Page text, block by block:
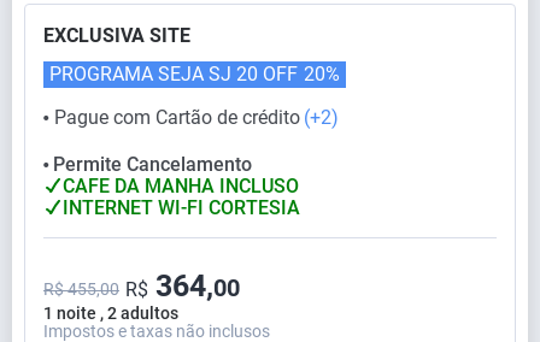
EXCLUSIVA SITE
⬤ Pague com Cartão de crédito (+2)
PROGRAMA SEJA SJ 20 OFF 20%
⬤
Permite Cancelamento
CAFE DA MANHA INCLUSO
INTERNET WI-FI CORTESIA
1 noite , 2 adultos
R$ 455,00 R$ 364,00
Impostos e taxas não inclusos